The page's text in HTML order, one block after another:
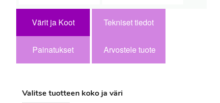
Värit ja Koot Tekniset tiedot
Painatukset Arvostele tuote
Valitse tuotteen koko ja väri